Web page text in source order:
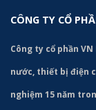
CÔNG TY CỔ
Công ty cổ phần
nước, thiết bị điện
nghiệm 15 năm